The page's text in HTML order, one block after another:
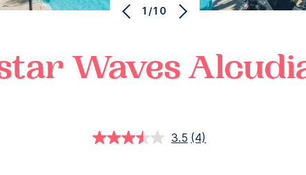
1/10
Waves
3.5 Leggi
(4)